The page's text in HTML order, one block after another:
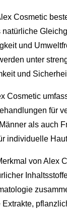
Cosmetic
und
unter
und
Cosmetic
für
als auch
individuelle
von Alex